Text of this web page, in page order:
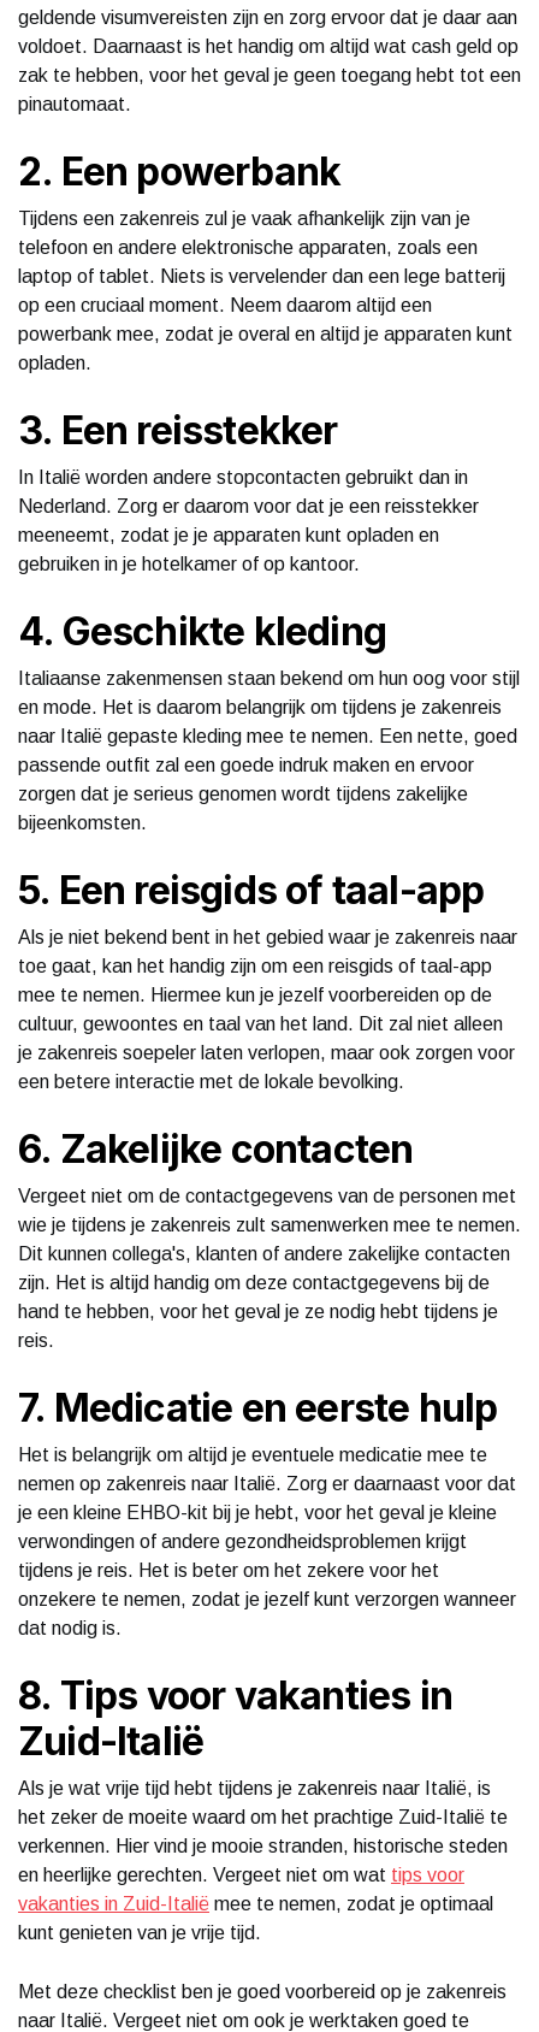
geldende visumvereisten zijn en zorg ervoor dat je daar aan
voldoet. Daarnaast is het handig om altijd wat cash geld op
zak te hebben, voor het geval je geen toegang hebt tot een
pinautomaat.
2. Een powerbank
Tijdens een zakenreis zul je vaak afhankelijk zijn van je
telefoon en andere elektronische apparaten, zoals een
laptop of tablet. Niets is vervelender dan een lege batterij
op een cruciaal moment. Neem daarom altijd een
powerbank mee, zodat je overal en altijd je apparaten kunt
opladen.
3. Een reisstekker
In Italië worden andere stopcontacten gebruikt dan in
Nederland. Zorg er daarom voor dat je een reisstekker
meeneemt, zodat je je apparaten kunt opladen en
gebruiken in je hotelkamer of op kantoor.
4. Geschikte kleding
Italiaanse zakenmensen staan bekend om hun oog voor stijl
en mode. Het is daarom belangrijk om tijdens je zakenreis
naar Italië gepaste kleding mee te nemen. Een nette, goed
passende outfit zal een goede indruk maken en ervoor
zorgen dat je serieus genomen wordt tijdens zakelijke
bijeenkomsten.
5. Een reisgids of taal-app
Als je niet bekend bent in het gebied waar je zakenreis naar
toe gaat, kan het handig zijn om een reisgids of taal-app
mee te nemen. Hiermee kun je jezelf voorbereiden op de
cultuur, gewoontes en taal van het land. Dit zal niet alleen
je zakenreis soepeler laten verlopen, maar ook zorgen voor
een betere interactie met de lokale bevolking.
6. Zakelijke contacten
Vergeet niet om de contactgegevens van de personen met
wie je tijdens je zakenreis zult samenwerken mee te nemen.
Dit kunnen collega's, klanten of andere zakelijke contacten
zijn. Het is altijd handig om deze contactgegevens bij de
hand te hebben, voor het geval je ze nodig hebt tijdens je
reis.
7. Medicatie en eerste hulp
Het is belangrijk om altijd je eventuele medicatie mee te
nemen op zakenreis naar Italië. Zorg er daarnaast voor dat
je een kleine EHBO-kit bij je hebt, voor het geval je kleine
verwondingen of andere gezondheidsproblemen krijgt
tijdens je reis. Het is beter om het zekere voor het
onzekere te nemen, zodat je jezelf kunt verzorgen wanneer
dat nodig is.
8. Tips voor vakanties in
Zuid-Italië
Als je wat vrije tijd hebt tijdens je zakenreis naar Italië, is
het zeker de moeite waard om het prachtige Zuid-Italië te
verkennen. Hier vind je mooie stranden, historische steden
en heerlijke gerechten. Vergeet niet om wat tips voor
vakanties in Zuid-Italië mee te nemen, zodat je optimaal
kunt genieten van je vrije tijd.
Met deze checklist ben je goed voorbereid op je zakenreis
naar Italië. Vergeet niet om ook je werktaken goed te